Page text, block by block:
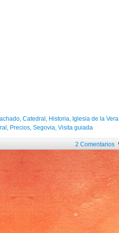
, Catedral , Historia, Iglesia de la Vera
, Precios, Segovia, Visita guiada
2 Comentarios